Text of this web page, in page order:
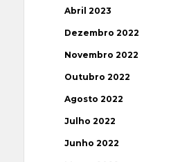
Abril 2023
Dezembro 2022
Novembro 2022
Outubro 2022
Agosto 2022
Julho 2022
Junho 2022